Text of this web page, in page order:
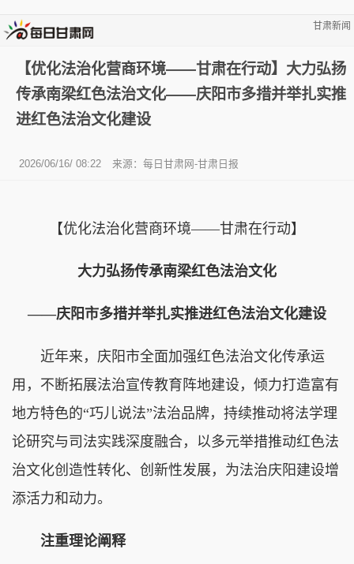
甘肃新闻
【优化法治化营商环境——甘肃在行动】大力弘扬
传承南梁红色法治文化——庆阳市多措并举扎实推
进红色法治文化建设
2026/06/16/ 08:22 来源：每日甘肃网-甘肃日报
【优化法治化营商环境——甘肃在行动】
大力弘扬传承南梁红色法治文化
——庆阳市多措并举扎实推进红色法治文化建设
近年来，庆阳市全面加强红色法治文化传承运
用，不断拓展法治宣传教育阵地建设，倾力打造富有
地方特色的“巧儿说法”法治品牌，持续推动将法学理
论研究与司法实践深度融合，以多元举措推动红色法
治文化创造性转化、创新性发展，为法治庆阳建设增
添活力和动力。
注重理论阐释